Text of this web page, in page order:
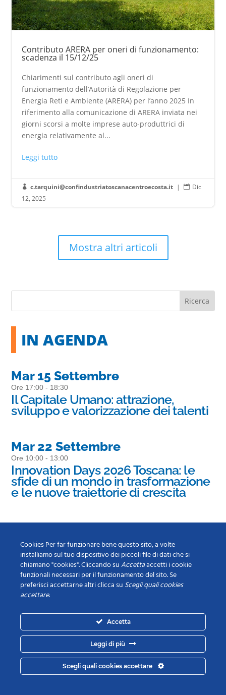
Contributo ARERA per oneri di funzionamento:
scadenza il 15/12/25
Chiarimenti sul contributo agli oneri di
funzionamento dell’Autorità di Regolazione per
Energia Reti e Ambiente (ARERA) per l’anno 2025 In
riferimento alla comunicazione di ARERA inviata nei
giorni scorsi a molte imprese auto-produttrici di
energia relativamente al...
Leggi tutto
 c.tarquini@confindustriatoscanacentroecosta.it |  Dic
12, 2025
Mostra altri articoli
IN AGENDA
Mar 15 Settembre
Ore 17:00 - 18:30
Il Capitale Umano: attrazione,
sviluppo e valorizzazione dei talenti
Mar 22 Settembre
Ore 10:00 - 13:00
Innovation Days 2026 Toscana: le
sfide di un mondo in trasformazione
e le nuove traiettorie di crescita
Autoconsumo aziende energivore aziende gasivore
energia CEFCentro Studi CER certificati bianchi
Comunità energetiche rinnovabili Consorzio energie
firenze Conto termico 3.0 COSEFI decarbonizzazione diagnosi
energetica efficienza energetica
Fondimpresa e Fondirigentifonti energetiche
rinnovabili fonti rinnovabili fotovoltaico GAS GSE
Incentiviindustria 4.0.
LivornoMassa Carrara mercati energia Mercato
prezzi energia SAIF sostenibilità
Cookies Per far funzionare bene questo sito, a volte
installiamo sul tuo dispositivo dei piccoli file di dati che si
chiamano "cookies". Cliccando suAccettaaccetti i cookie
funzionali necessari per il funzionamento del sito. Se
preferisci accettarne altri clicca su Scegli quali cookies
accettare.
Accetta
Leggi di più
Scegli quali cookies accettare